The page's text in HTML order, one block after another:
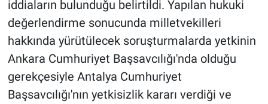
iddiaların bulunduğu belirtildi. Yapılan hukuki
değerlendirme sonucunda milletvekilleri
hakkında yürütülecek soruşturmalarda yetkinin
Ankara Cumhuriyet Başsavcılığı'nda olduğu
gerekçesiyle Antalya Cumhuriyet
Başsavcılığı'nın yetkisizlik kararı verdiği ve